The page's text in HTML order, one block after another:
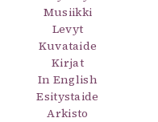
Musiikki
Levyt
Kuvataide
Kirjat
In English
Esitystaide
Arkisto